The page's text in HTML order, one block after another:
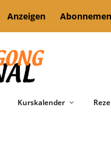
Anzeigen
Kurskalender